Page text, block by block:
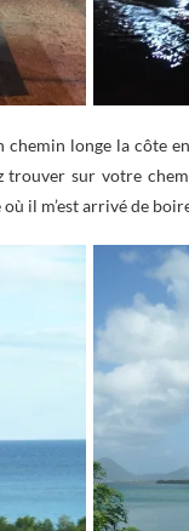
longe la côte
trouver sur votre
il m’est arrivé de